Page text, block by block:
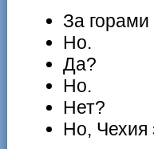
За
Но.
Да?
Но.
Нет?
Но, Чехия